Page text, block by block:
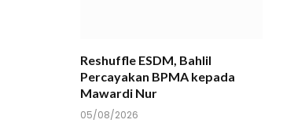
Reshuffle ESDM, Bahlil
Percayakan BPMA kepada
Mawardi Nur
05/08/2026